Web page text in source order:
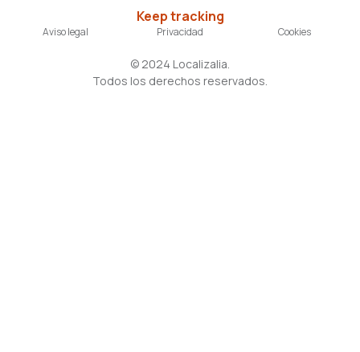
Keep tracking
Aviso legal Privacidad Cookies
© 2024 Localizalia.
Todos los derechos reservados.